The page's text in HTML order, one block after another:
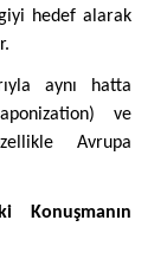
hedef alarak
aynı hatta
ve
Avrupa
Konuşmanın